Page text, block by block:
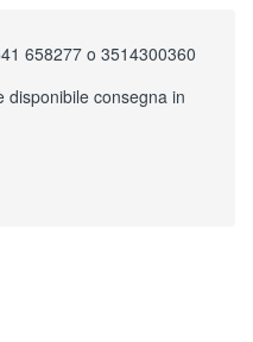
658277 o 3514300360
disponibile consegna in